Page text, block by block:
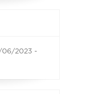
06/2023 -